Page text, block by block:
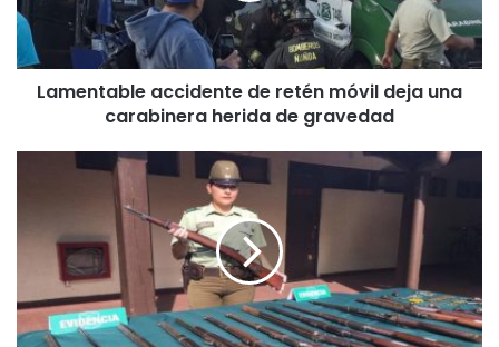
a
l
e
Lamentable accidente de retén móvil deja una
carabinera herida de gravedad
c